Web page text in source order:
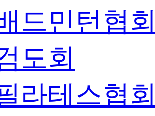
드민턴협
도회
라테스협